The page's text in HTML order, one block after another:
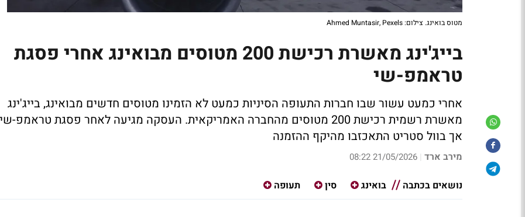
מטוס בואינג. צילום: Ahmed Muntasir, Pexels
בייג'ינג מאשרת רכישת 200 מטוסים מבואינג אחרי פסגת
טראמפ-שי
אחרי כמעט עשור שבו חברות התעופה הסיניות כמעט לא הזמינו מטוסים חדשים מבואינג, בייג'ינג
מאשרת רשמית רכישת 200 מטוסים מהחברה האמריקאית. העסקה מגיעה לאחר פסגת טראמפ-
אך בוול סטריט התאכזבו מהיקף ההזמנה
מירב ארד |
21/05/2026 08:22
נושאים בכתבה בואינג סין תעופה